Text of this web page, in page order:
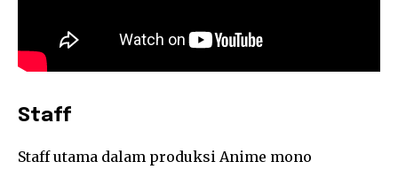
Staff
Staff utama dalam produksi Anime mono